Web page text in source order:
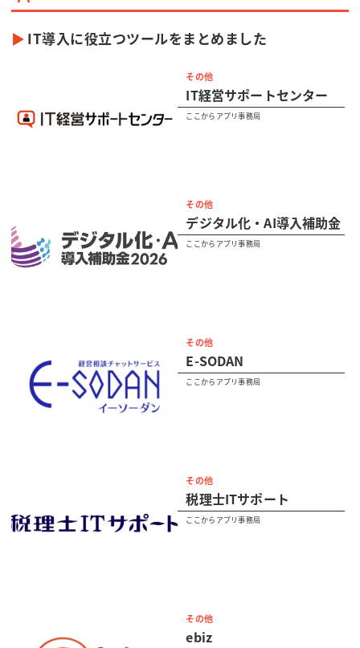
IT導入に役立つツールをまとめました
その他
IT経営サポートセンター
ここからアプリ事務局
その他
デジタル化・AI導入補助金
ここからアプリ事務局
その他
E-SODAN
ここからアプリ事務局
その他
税理士ITサポート
ここからアプリ事務局
その他
ebiz